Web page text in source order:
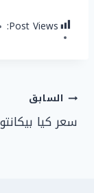
Post Views:
تصفّح
المقالات
السابق
سعر كيا بيكانتو ٢٠٢١